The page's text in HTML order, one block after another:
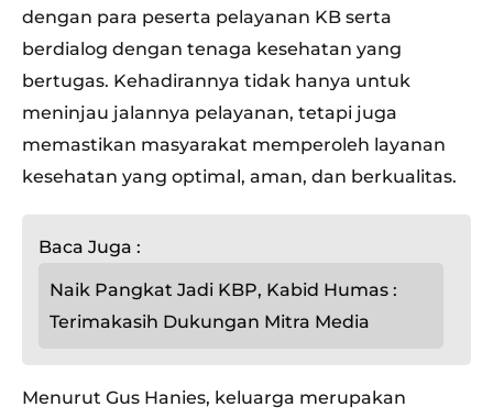
dengan para peserta pelayanan KB serta
berdialog dengan tenaga kesehatan yang
bertugas. Kehadirannya tidak hanya untuk
meninjau jalannya pelayanan, tetapi juga
memastikan masyarakat memperoleh layanan
kesehatan yang optimal, aman, dan berkualitas.
Baca Juga :
Naik Pangkat Jadi KBP, Kabid Humas :
Terimakasih Dukungan Mitra Media
Menurut Gus Hanies, keluarga merupakan